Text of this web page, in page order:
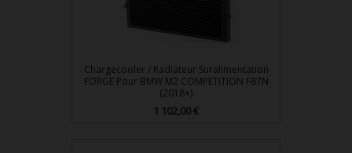
Chargecooler / Radiateur Suralimentation
FORGE Pour BMW M2 COMPETITION F87N
(2018+)
Prix
1 102,00 €